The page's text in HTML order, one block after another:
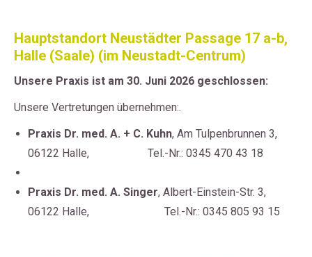
Hauptstandort Neustädter Passage 17 a-b,
Halle (Saale) (im Neustadt-Centrum)
Unsere Praxis ist am 30. Juni 2026 geschlossen:
Unsere Vertretungen übernehmen:.
Praxis Dr. med. A. + C. Kuhn, Am Tulpenbrunnen 3,
06122 Halle, Tel.-Nr.: 0345 470 43 18
Praxis Dr. med. A. Singer, Albert-Einstein-Str. 3,
06122 Halle, Tel.-Nr.: 0345 805 93 15